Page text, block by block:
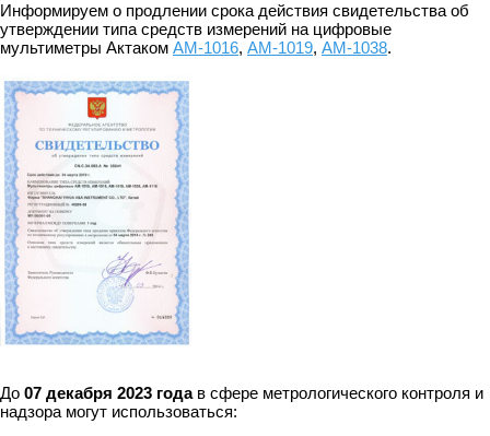
Информируем о продлении срока действия свидетельства об
утверждении типа средств измерений на цифровые
мультиметры Актаком АМ-1016, АМ-1019, АМ-1038.
До 07 декабря 2023 годав сфере метрологического контроля и
надзора могут использоваться: